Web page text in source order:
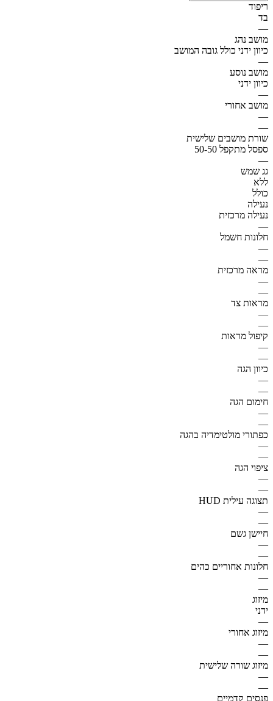
ריפוד
בד
—
מושב נהג
כיוון ידני כולל גובה המושב
—
מושב נוסע
כיוון ידני
—
מושב אחורי
—
—
שורת מושבים שלישית
ספסל מתקפל 50-50
—
גג שמש
ללא
כולל
נעילה
נעילה מרכזית
—
חלונות חשמל
—
—
מראה מרכזית
—
—
מראות צד
—
—
קיפול מראות
—
—
כיוון הגה
—
—
חימום הגה
—
—
כפתורי מולטימדיה בהגה
—
—
ציפוי הגה
—
—
תצוגה עילית HUD
—
—
חיישן גשם
—
—
חלונות אחוריים כהים
—
—
מיזוג
ידני
—
מיזוג אחורי
—
—
מיזוג שורה שלישית
—
—
פנסים קדמיים